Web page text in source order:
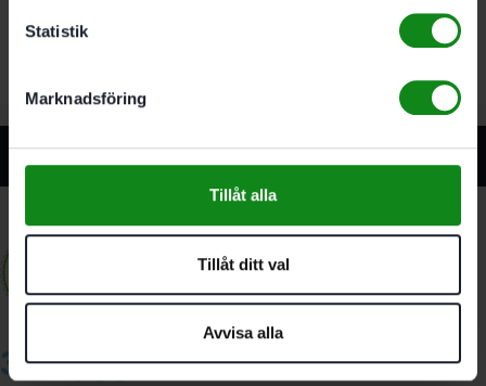
Statistik
Marknadsföring
Tillåt alla
Tillåt ditt val
Avvisa alla
för att skriva en recension.
Relaterade produkter
3A Byggdelen